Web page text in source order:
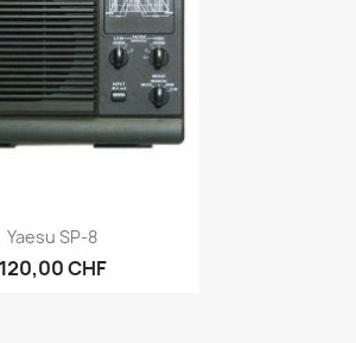
Anteprima
Yaesu SP-8
120,00 CHF